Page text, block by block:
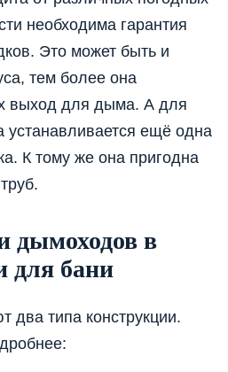
необходима гарантия
Это может быть и
тем более она
выход для дыма. А для
устанавливается ещё одна
К тому же она пригодна
дымоходов в
для бани
два типа конструкции.